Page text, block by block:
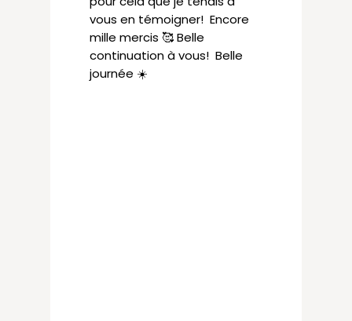
vous en témoigner! Encore
mille mercis 🥰 Belle
continuation à vous! Belle
journée ☀️